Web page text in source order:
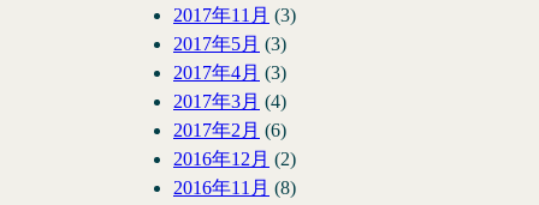
2017年11月 (3)
2017年5月 (3)
2017年4月 (3)
2017年3月 (4)
2017年2月 (6)
2016年12月 (2)
2016年11月 (8)